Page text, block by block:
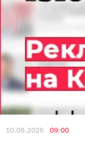
10.08.2026 09:00